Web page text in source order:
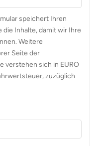
speichert Ihren
die Inhalte, damit wir Ihre
Weitere
Seite der
verstehen sich in EURO
zuzüglich